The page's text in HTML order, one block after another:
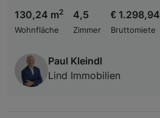
130,24 m2
Wohnfläche
4,5
Zimmer
€ 1.298,94
Bruttomiete
Paul Kleindl
Lind Immobilien